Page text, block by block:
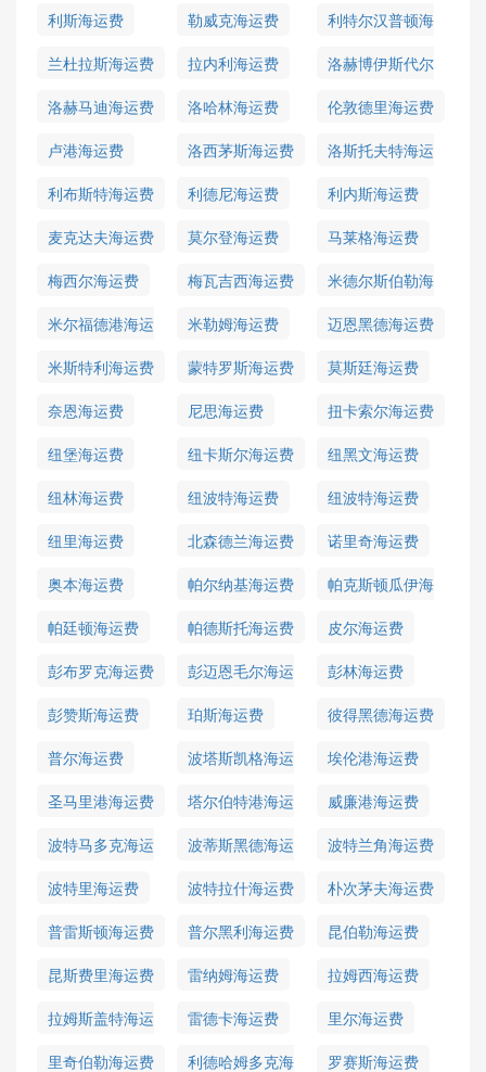
利斯海运费
勒威克海运费
利特尔汉普顿海
运费
兰杜拉斯海运费 拉内利海运费
洛赫博伊斯代尔
海运费
洛赫马迪海运费 洛哈林海运费
伦敦德里海运费
卢港海运费
洛西茅斯海运费
洛斯托夫特海运
利布斯特海运费 利德尼海运费
利内斯海运费
麦克达夫海运费
莫尔登海运费
马莱格海运费
梅西尔海运费
梅瓦吉西海运费
米德尔斯伯勒海
运费
米尔福德港海运
米勒姆海运费
迈恩黑德海运费
米斯特利海运费
蒙特罗斯海运费
莫斯廷海运费
奈恩海运费
尼思海运费
扭卡索尔海运费
纽堡海运费
纽卡斯尔海运费
纽黑文海运费
纽林海运费
纽波特海运费
纽波特海运费
纽里海运费
北森德兰海运费
诺里奇海运费
奥本海运费
帕尔纳基海运费
帕克斯顿瓜伊海
运费
帕廷顿海运费 帕德斯托海运费
皮尔海运费
彭布罗克海运费
彭迈恩毛尔海运
彭林海运费
彭赞斯海运费
珀斯海运费
彼得黑德海运费
普尔海运费
波塔斯凯格海运
费
埃伦港海运费
圣马里港海运费
塔尔伯特港海运
威廉港海运费
波特马多克海运
波蒂斯黑德海运
波特兰角海运费
波特里海运费
波特拉什海运费
朴次茅夫海运费
普雷斯顿海运费
普尔黑利海运费
昆伯勒海运费
昆斯费里海运费
雷纳姆海运费
拉姆西海运费
拉姆斯盖特海运
雷德卡海运费
里尔海运费
里奇伯勒海运费
利德哈姆多克海
罗赛斯海运费